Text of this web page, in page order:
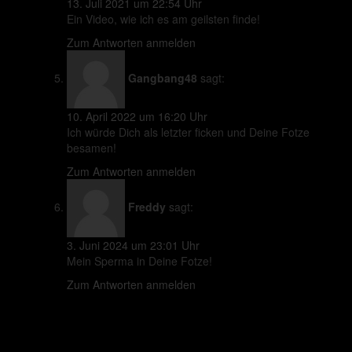
13. Juli 2021 um 22:54 Uhr
Ein Video, wie ich es am geilsten finde!
Zum Antworten anmelden
Gangbang48 sagt:
10. April 2022 um 16:20 Uhr
Ich würde Dich als letzter ficken und Deine Fotze
besamen!
Zum Antworten anmelden
Freddy sagt:
3. Juni 2024 um 23:01 Uhr
Mein Sperma in Deine Fotze!
Zum Antworten anmelden